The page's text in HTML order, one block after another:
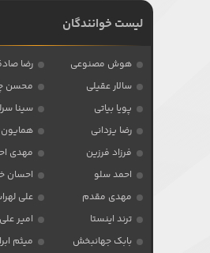
لیست خوانندگان
هوش مصنوعی
رضا
سالار عقیلی
محسن
پویا بیاتی
سینا
رضا یزدانی
فرزاد فرزین
مهدی
احمد سلو
احسان
مهدی مقدم
علی
ترند اینستا
امیر علی
بابک جهانبخش
میثم